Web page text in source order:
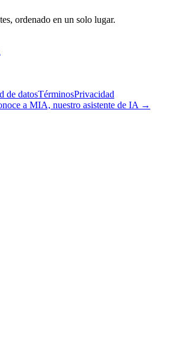
ordenado en un solo lugar.
de datosTérminosPrivacidad
a MIA, nuestro asistente de IA →